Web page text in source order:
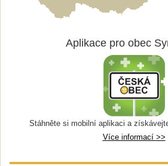
Aplikace pro obec
Stáhněte si mobilní aplikaci a
Více informací >>